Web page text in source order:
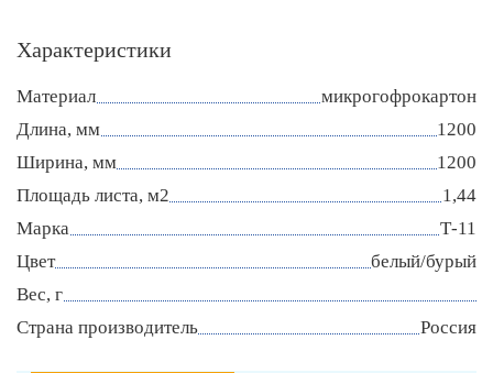
Характеристики
Материал
микрогофрокартон
Длина, мм
1200
Ширина, мм
1200
Площадь листа, м2
1,44
Марка
Т-11
Цвет
белый/бурый
Вес, г
Страна производитель
Россия